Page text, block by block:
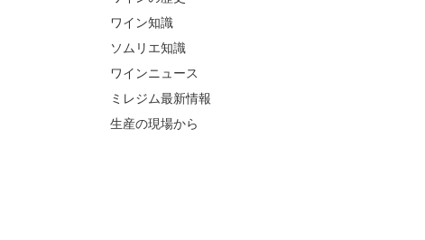
ワイン知識
ソムリエ知識
ワインニュース
ミレジム最新情報
生産の現場から